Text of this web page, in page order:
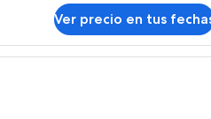
Ver precio en tus
Una sala de estar con un